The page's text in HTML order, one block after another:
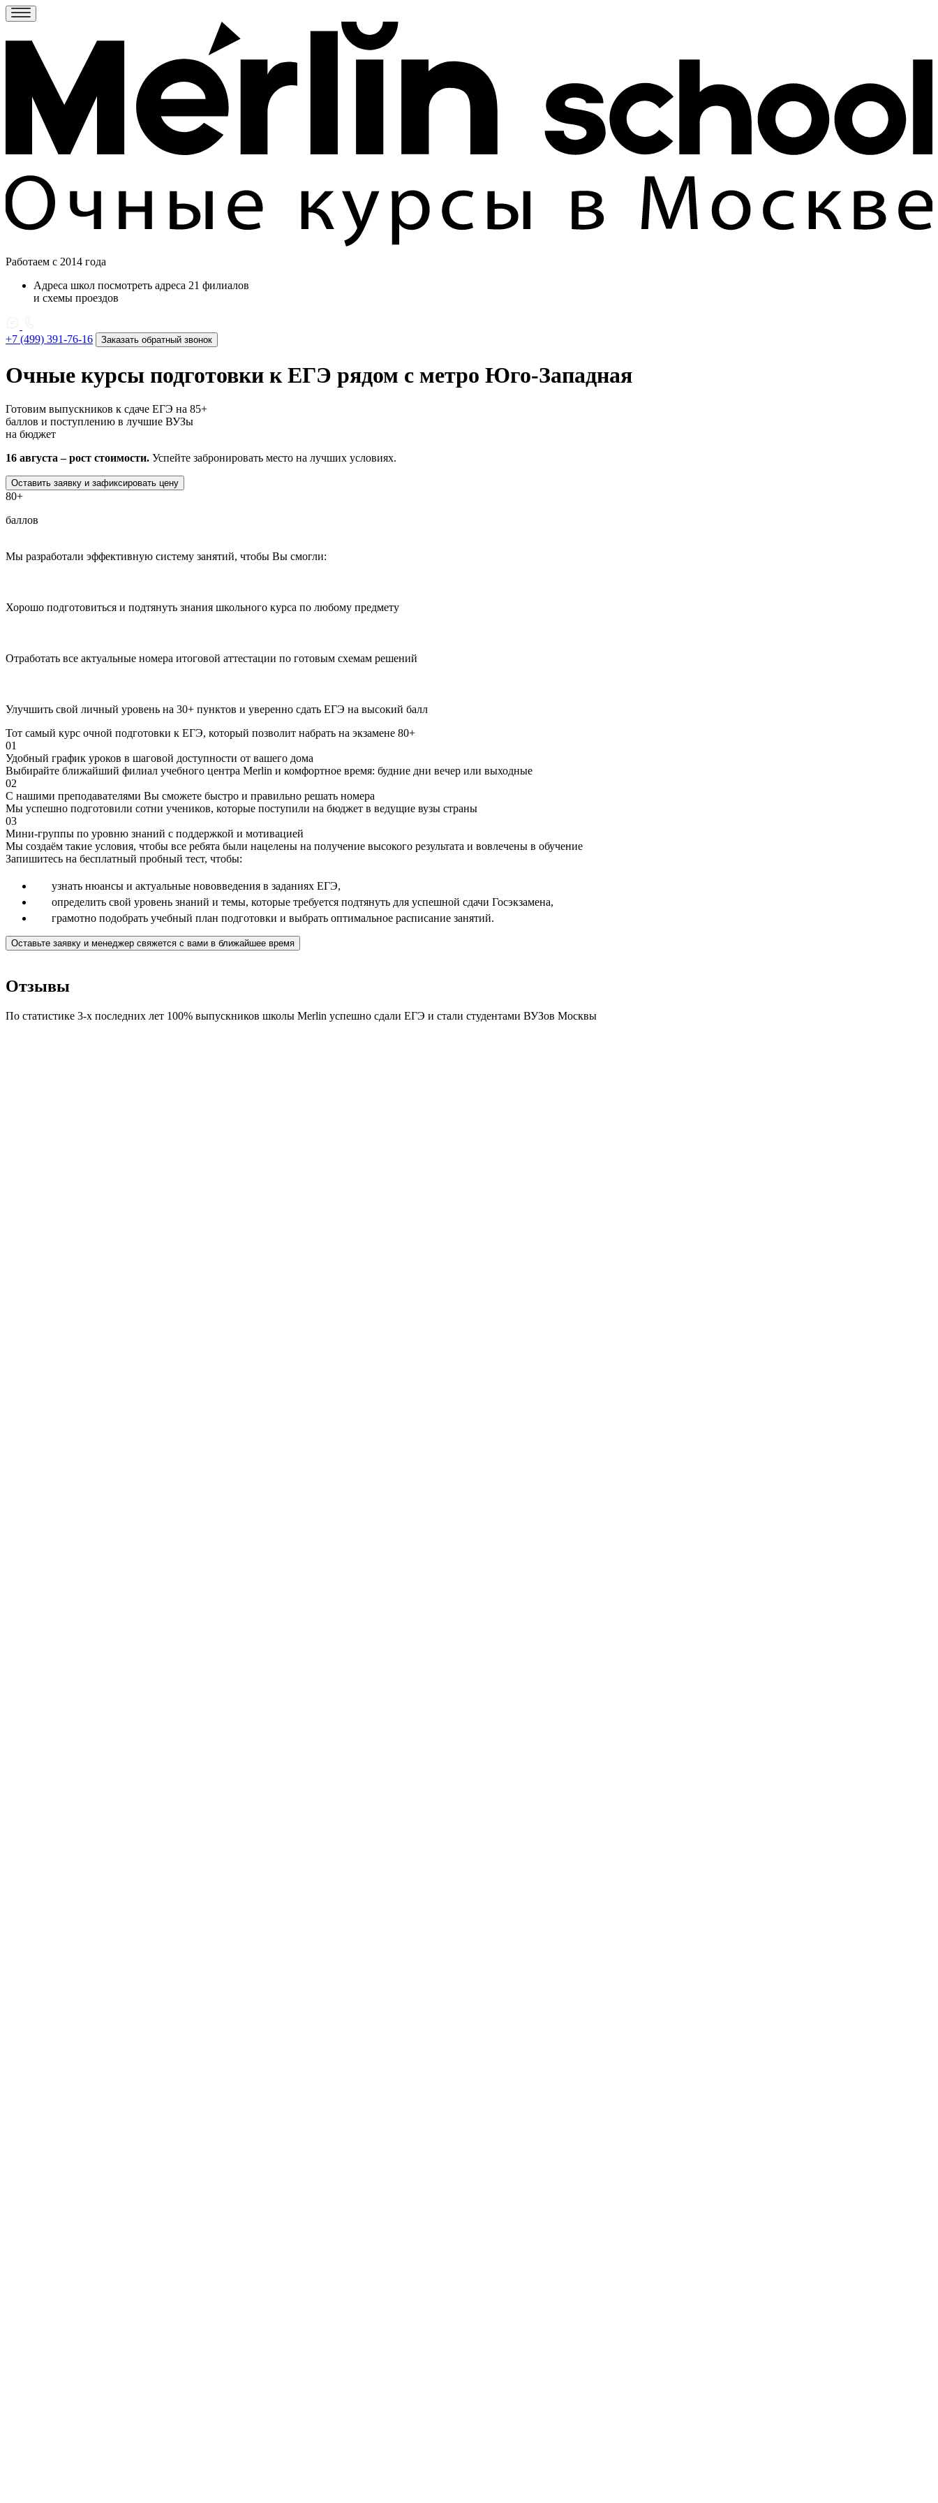
Работаем c 2014 года
Адреса школ посмотреть адреса 21 филиалов
и схемы проездов
+7 (499) 391-76-16 Заказать обратный звонок
Очные курсы подготовки к ЕГЭ рядом с метро Юго-Западная
Готовим выпускников к сдаче ЕГЭ на 85+
баллов и поступлению в лучшие ВУЗы
на бюджет
16 августа – рост стоимости. Успейте забронировать место на лучших условиях.
Оставить заявку и зафиксировать цену
80+
баллов
Мы разработали эффективную систему занятий, чтобы Вы смогли:
Хорошо подготовиться и подтянуть знания школьного курса по любому предмету
Отработать все актуальные номера итоговой аттестации по готовым схемам решений
Улучшить свой личный уровень на 30+ пунктов и уверенно сдать ЕГЭ на высокий балл
Тот самый курс очной подготовки к ЕГЭ, который позволит набрать на экзамене 80+
01
Удобный график уроков в шаговой доступности от вашего дома
Выбирайте ближайший филиал учебного центра Merlin и комфортное время: будние дни вечер или выходные
02
С нашими преподавателями Вы сможете быстро и правильно решать номера
Мы успешно подготовили сотни учеников, которые поступили на бюджет в ведущие вузы страны
03
Мини-группы по уровню знаний с поддержкой и мотивацией
Мы создаём такие условия, чтобы все ребята были нацелены на получение высокого результата и вовлечены в обучение
Запишитесь на бесплатный пробный тест, чтобы:
узнать нюансы и актуальные нововведения в заданиях ЕГЭ,
определить свой уровень знаний и темы, которые требуется подтянуть для успешной сдачи Госэкзамена,
грамотно подобрать учебный план подготовки и выбрать оптимальное расписание занятий.
Оставьте заявку и менеджер свяжется с вами в ближайшее время
Отзывы
По статистике 3-х последних лет 100% выпускников школы Merlin успешно сдали ЕГЭ и стали студентами ВУЗов Москвы